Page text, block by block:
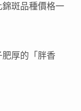
斑品種價格一
肥厚的「胖香